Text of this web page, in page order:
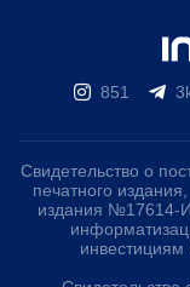
851
Свидетельство о
печатного
издания №17614-
инвестициям